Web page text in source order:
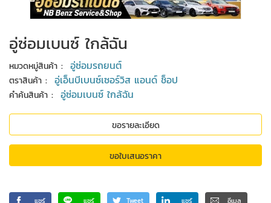
อู่ซ่อมเบนซ์ ใกล้ฉัน
หมวดหมู่สินค้า : อู่ซ่อมรถยนต์
ตราสินค้า : อู่เอ็นบีเบนซ์เซอร์วิส แอนด์ ช็อป
คำค้นสินค้า : อู่ซ่อมเบนซ์ ใกล้ฉัน
ขอรายละเอียด
ขอใบเสนอราคา
แชร์ แชร์ Tweet แชร์ อีเมล